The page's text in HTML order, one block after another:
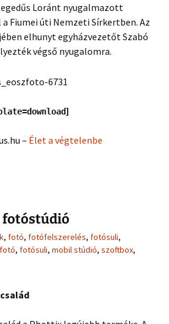
Loránt nyugalmazott
Fiumei úti Nemzeti Sírkertben. Az
elhunyt egyházvezetőt Szabó
végső nyugalomra.
]
– Élet a végtelenbe
fotóstúdió
, fotó, fotófelszerelés, fotósuli,
fotó, fotósuli, mobil stúdió, szoftbox,